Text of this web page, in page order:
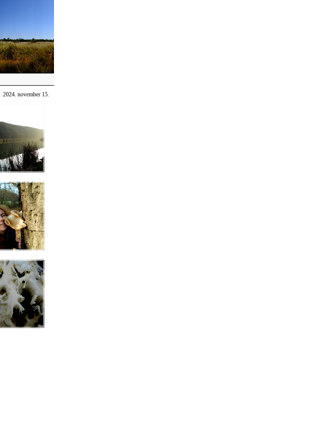
2024. november 15.